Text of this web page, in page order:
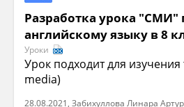
Разработка урока "СМИ"
английскому языку в 8
Уроки
Урок подходит для
media)
28.08.2021, Забихуллова Линара